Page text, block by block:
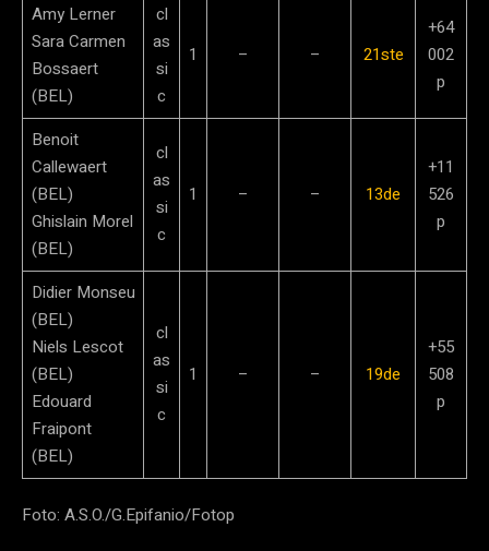
Amy Lerner
Sara Carmen
Bossaert
(BEL)
cl
as
si
c
1 – – 21ste
+64
002
p
Benoit
Callewaert
(BEL)
Ghislain Morel
(BEL)
cl
as
si
c
1 – – 13de
+11
526
p
Didier Monseu
(BEL)
Niels Lescot
(BEL)
Edouard
Fraipont
(BEL)
cl
as
si
c
1 – – 19de
+55
508
p
Foto: A.S.O./G.Epifanio/Fotop